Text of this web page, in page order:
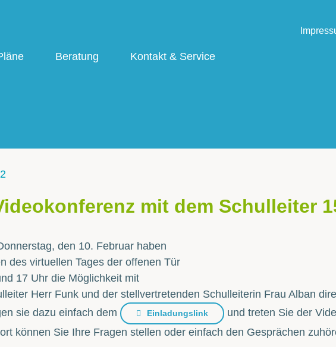
Beratung Kontakt & Service
mit dem Schulleiter
den 10. Februar haben
des virtuellen Tages der offenen Tür
17 Uhr die Möglichkeit mit
Herr Funk und der stellvertretenden Schulleiterin Frau Alban
sie dazu einfach dem
Einladungslink
und treten Sie der
können Sie Ihre Fragen stellen oder einfach den Gesprächen